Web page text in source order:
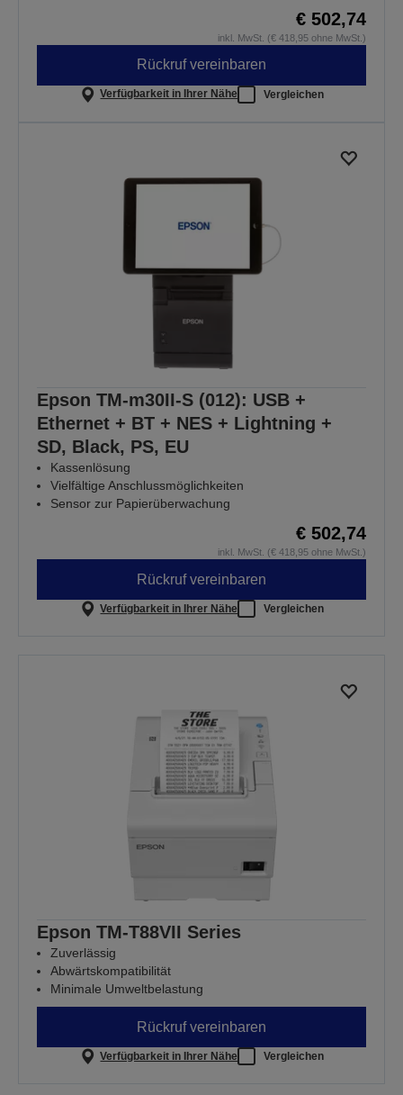
€ 502,74
inkl. MwSt. (€ 418,95 ohne MwSt.)
Rückruf vereinbaren
Verfügbarkeit in Ihrer Nähe Vergleichen
Epson TM-m30II-S (012): USB +
Ethernet + BT + NES + Lightning +
SD, Black, PS, EU
Kassenlösung
Vielfältige Anschlussmöglichkeiten
Sensor zur Papierüberwachung
€ 502,74
inkl. MwSt. (€ 418,95 ohne MwSt.)
Rückruf vereinbaren
Verfügbarkeit in Ihrer Nähe Vergleichen
Epson TM-T88VII Series
Zuverlässig
Abwärtskompatibilität
Minimale Umweltbelastung
Rückruf vereinbaren
Verfügbarkeit in Ihrer Nähe Vergleichen